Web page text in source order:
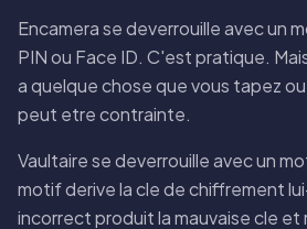
Encamera se deverrouille avec un
PIN ou Face ID. C'est pratique.
a quelque chose que vous tapez
peut etre contrainte.
Vaultaire se deverrouille avec un
motif derive la cle de chiffrement
incorrect produit la mauvaise cle et